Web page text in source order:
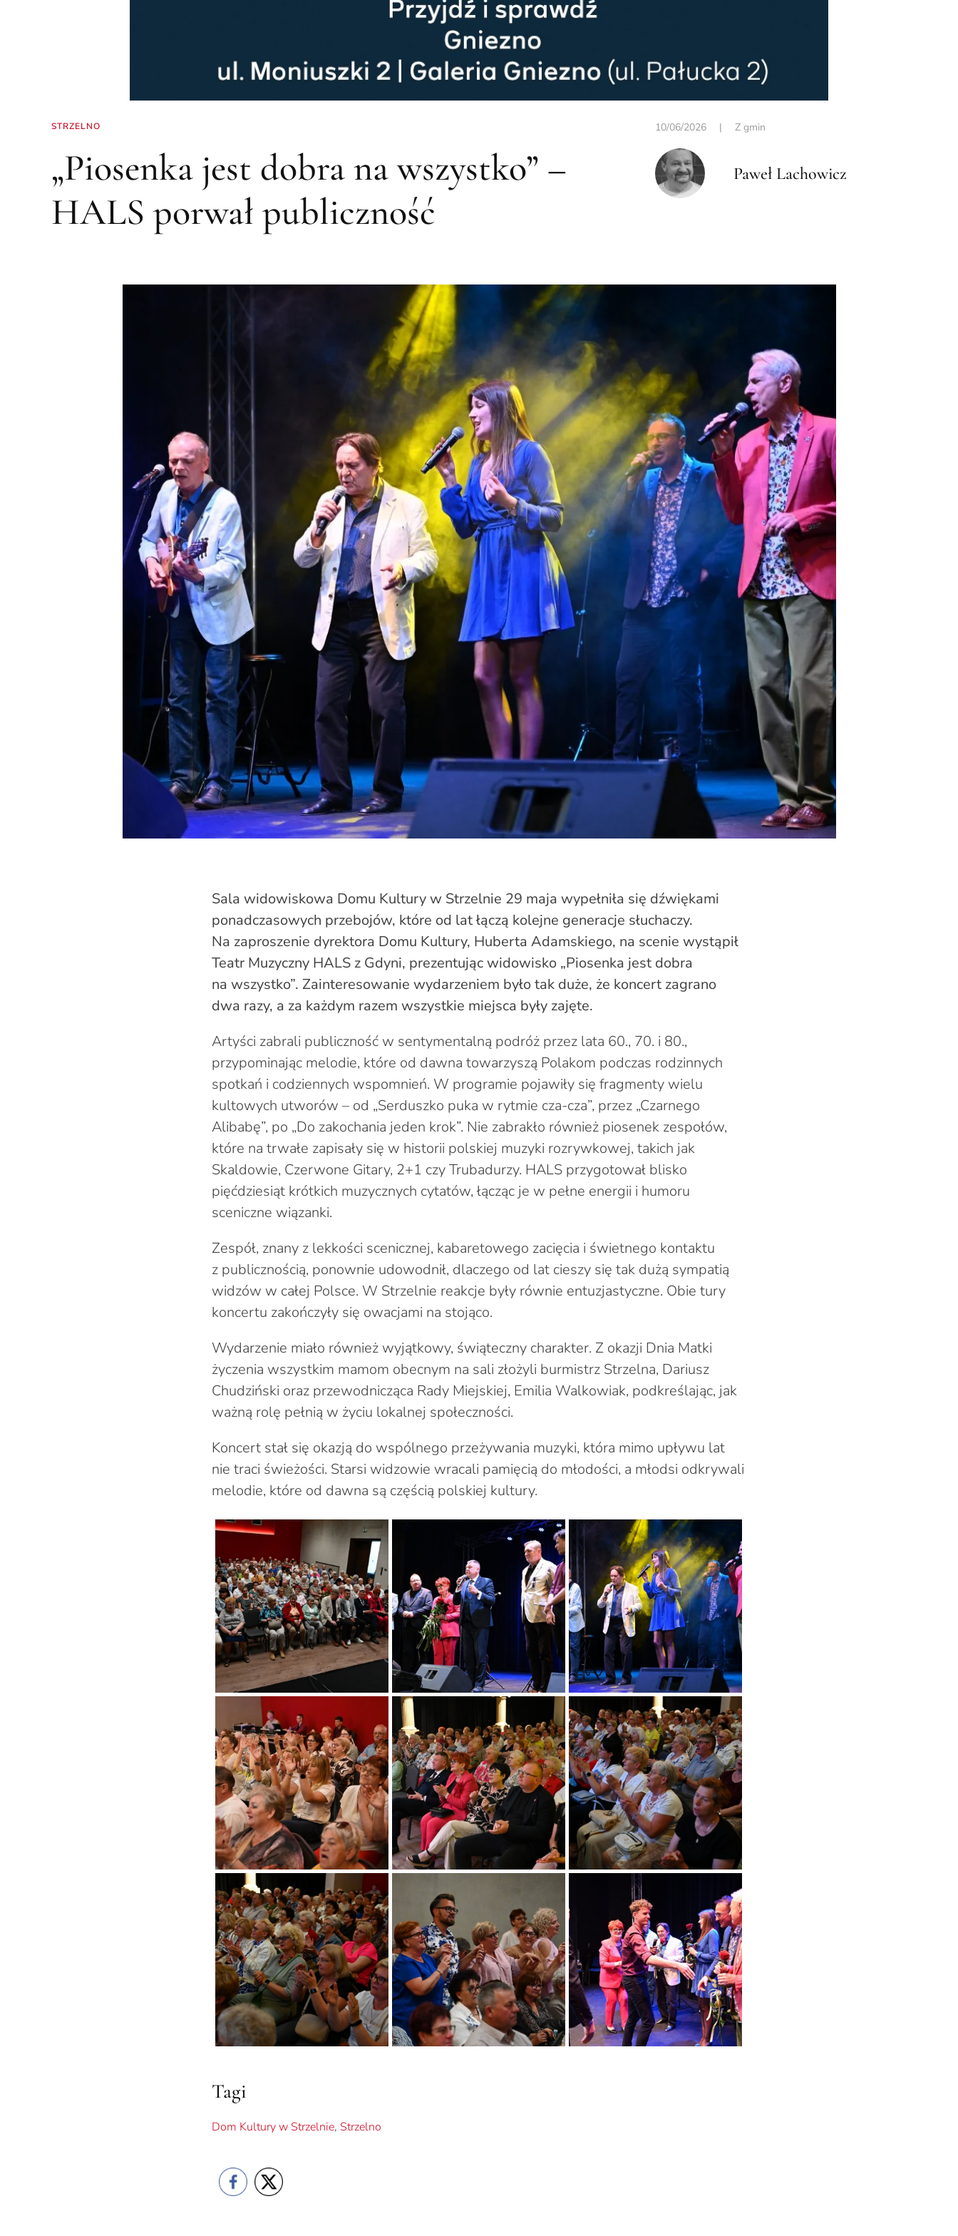
STRZELNO
„Piosenka jest dobra na wszystko” –
HALS porwał publiczność
10/06/2026| Z gmin
Paweł Lachowicz
Sala widowiskowa Domu Kultury w Strzelnie 29 maja wypełniła się dźwiękami
ponadczasowych przebojów, które od lat łączą kolejne generacje słuchaczy.
Na zaproszenie dyrektora Domu Kultury, Huberta Adamskiego, na scenie wystąpił
Teatr Muzyczny HALS z Gdyni, prezentując widowisko „Piosenka jest dobra
na wszystko”. Zainteresowanie wydarzeniem było tak duże, że koncert zagrano
dwa razy, a za każdym razem wszystkie miejsca były zajęte.
Artyści zabrali publiczność w sentymentalną podróż przez lata 60., 70. i 80.,
przypominając melodie, które od dawna towarzyszą Polakom podczas rodzinnych
spotkań i codziennych wspomnień. W programie pojawiły się fragmenty wielu
kultowych utworów – od „Serduszko puka w rytmie cza-cza”, przez „Czarnego
Alibabę”, po „Do zakochania jeden krok”. Nie zabrakło również piosenek zespołów,
które na trwałe zapisały się w historii polskiej muzyki rozrywkowej, takich jak
Skaldowie, Czerwone Gitary, 2+1 czy Trubadurzy. HALS przygotował blisko
pięćdziesiąt krótkich muzycznych cytatów, łącząc je w pełne energii i humoru
sceniczne wiązanki.
Zespół, znany z lekkości scenicznej, kabaretowego zacięcia i świetnego kontaktu
z publicznością, ponownie udowodnił, dlaczego od lat cieszy się tak dużą sympatią
widzów w całej Polsce. W Strzelnie reakcje były równie entuzjastyczne. Obie tury
koncertu zakończyły się owacjami na stojąco.
Wydarzenie miało również wyjątkowy, świąteczny charakter. Z okazji Dnia Matki
życzenia wszystkim mamom obecnym na sali złożyli burmistrz Strzelna, Dariusz
Chudziński oraz przewodnicząca Rady Miejskiej, Emilia Walkowiak, podkreślając, jak
ważną rolę pełnią w życiu lokalnej społeczności.
Koncert stał się okazją do wspólnego przeżywania muzyki, która mimo upływu lat
nie traci świeżości. Starsi widzowie wracali pamięcią do młodości, a młodsi odkrywali
melodie, które od dawna są częścią polskiej kultury.
Tagi
Dom Kultury w Strzelnie, Strzelno